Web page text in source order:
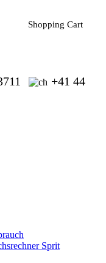
+41 44
Shopping Cart
Sprit